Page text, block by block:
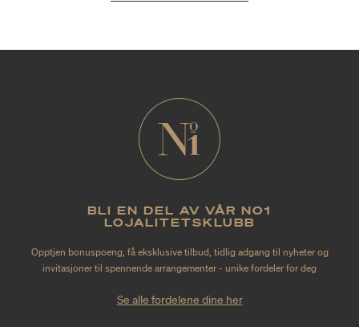
BLI EN DEL AV VÅR NO1
LOJALITETSKLUBB
Opptjen bonuspoeng, få eksklusive tilbud, tidlig adgang til nyheter og
invitasjoner til spennende arrangementer - unike fordeler for deg
Se alle fordelene dine her